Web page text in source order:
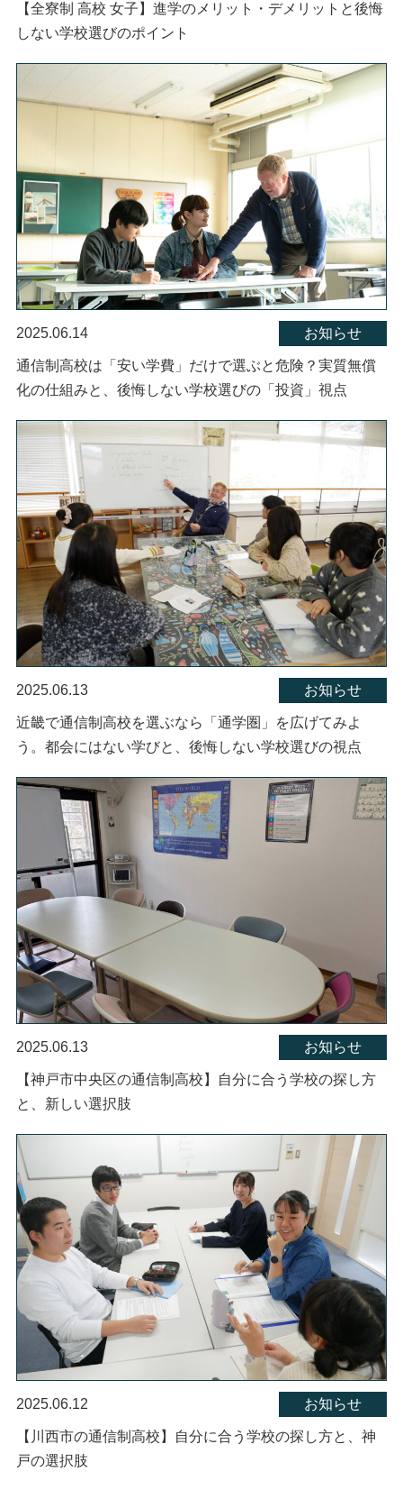
【全寮制 高校 女子】進学のメリット・デメリットと後悔
しない学校選びのポイント
2025.06.14 お知らせ
通信制高校は「安い学費」だけで選ぶと危険？実質無償
化の仕組みと、後悔しない学校選びの「投資」視点
2025.06.13 お知らせ
近畿で通信制高校を選ぶなら「通学圏」を広げてみよ
う。都会にはない学びと、後悔しない学校選びの視点
2025.06.13 お知らせ
【神戸市中央区の通信制高校】自分に合う学校の探し方
と、新しい選択肢
2025.06.12 お知らせ
【川西市の通信制高校】自分に合う学校の探し方と、神
戸の選択肢